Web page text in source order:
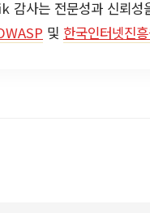
사는 전문성과 신뢰성
및 한국인터넷진